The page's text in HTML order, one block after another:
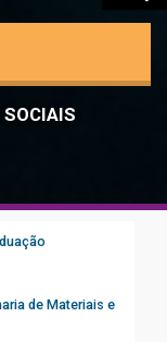
SOCIAIS
de Materiais e